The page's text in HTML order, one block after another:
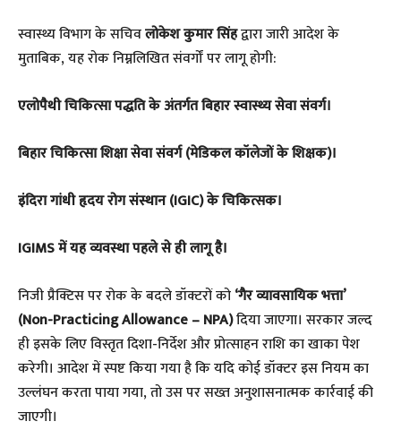
​स्वास्थ्य विभाग के सचिवलोकेश कुमार सिंहद्वारा जारी आदेश के
मुताबिक, यह रोक निम्नलिखित संवर्गों पर लागू होगी:
​एलोपैथी चिकित्सा पद्धति के अंतर्गत बिहार स्वास्थ्य सेवा संवर्ग।
​बिहार चिकित्सा शिक्षा सेवा संवर्ग (मेडिकल कॉलेजों के शिक्षक)।
​इंदिरा गांधी हृदय रोग संस्थान (IGIC) के चिकित्सक।
​IGIMS में यह व्यवस्था पहले से ही लागू है।
निजी प्रैक्टिस पर रोक के बदले डॉक्टरों को‘गैर व्यावसायिक भत्ता’
(Non-Practicing Allowance – NPA)दिया जाएगा। सरकार जल्द
ही इसके लिए विस्तृत दिशा-निर्देश और प्रोत्साहन राशि का खाका पेश
करेगी। आदेश में स्पष्ट किया गया है कि यदि कोई डॉक्टर इस नियम का
उल्लंघन करता पाया गया, तो उस पर सख्त अनुशासनात्मक कार्रवाई की
जाएगी।